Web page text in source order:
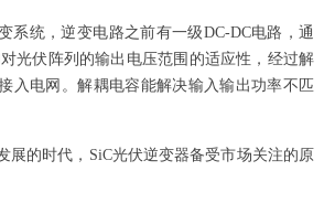
统，逆变电路之前有一级DC-DC电路，通
光伏阵列的输出电压范围的适应性，经过解
入电网。解耦电容能解决输入输出功率不匹
的时代，SiC光伏逆变器备受市场关注的原